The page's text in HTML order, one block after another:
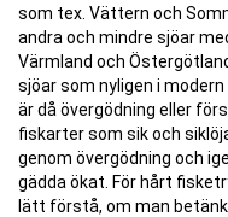
som tex. Vättern och
andra och mindre sjöar
Värmland och
sjöar som nyligen i
är då övergödning eller
fiskarter som sik och
genom övergödning och
gädda ökat. För hårt
lätt förstå, om man